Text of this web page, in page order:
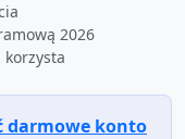
2026
darmowe konto